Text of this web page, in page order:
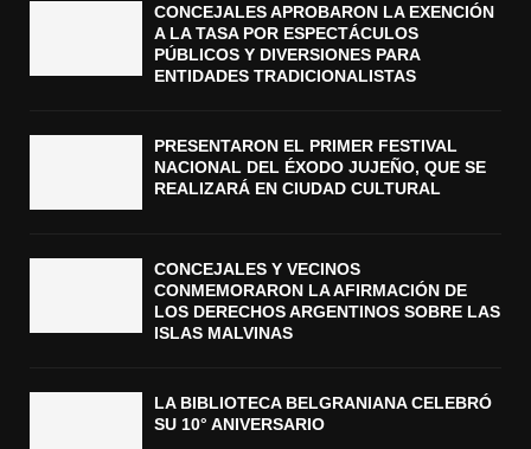
CONCEJALES APROBARON LA EXENCIÓN
A LA TASA POR ESPECTÁCULOS
PÚBLICOS Y DIVERSIONES PARA
ENTIDADES TRADICIONALISTAS
PRESENTARON EL PRIMER FESTIVAL
NACIONAL DEL ÉXODO JUJEÑO, QUE SE
REALIZARÁ EN CIUDAD CULTURAL
CONCEJALES Y VECINOS
CONMEMORARON LA AFIRMACIÓN DE
LOS DERECHOS ARGENTINOS SOBRE LAS
ISLAS MALVINAS
LA BIBLIOTECA BELGRANIANA CELEBRÓ
SU 10° ANIVERSARIO